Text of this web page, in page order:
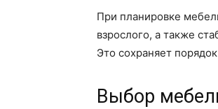
При планировке
взрослого, а также
Это сохраняет
Выбор